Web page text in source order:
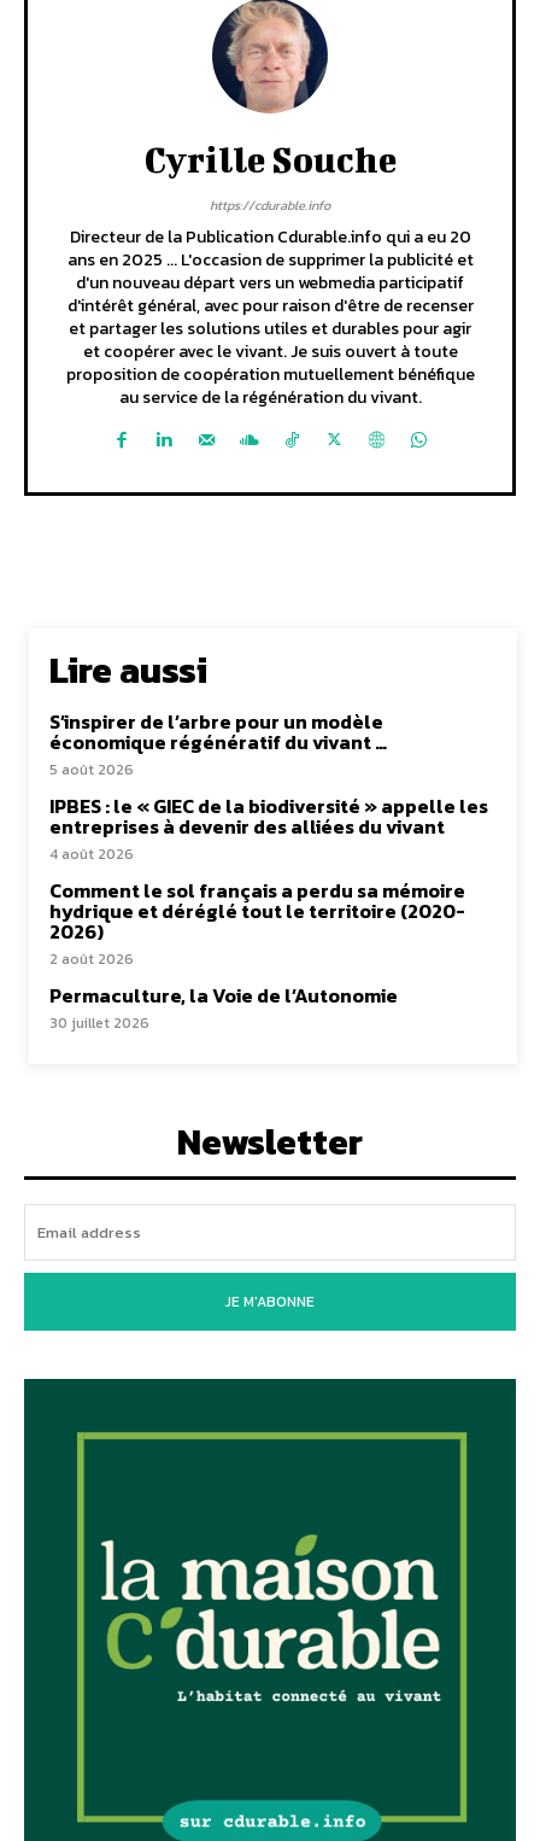
Cyrille Souche
https://cdurable.info
Directeur de la Publication Cdurable.info qui a eu 20
ans en 2025 ... L'occasion de supprimer la publicité et
d'un nouveau départ vers un webmedia participatif
d'intérêt général, avec pour raison d'être de recenser
et partager les solutions utiles et durables pour agir
et coopérer avec le vivant. Je suis ouvert à toute
proposition de coopération mutuellement bénéfique
au service de la régénération du vivant.
Lire aussi
S’inspirer de l’arbre pour un modèle
économique régénératif du vivant …
5 août 2026
IPBES : le « GIEC de la biodiversité » appelle les
entreprises à devenir des alliées du vivant
4 août 2026
Comment le sol français a perdu sa mémoire
hydrique et déréglé tout le territoire (2020-
2026)
2 août 2026
Permaculture, la Voie de l’Autonomie
30 juillet 2026
Newsletter
JE M'ABONNE